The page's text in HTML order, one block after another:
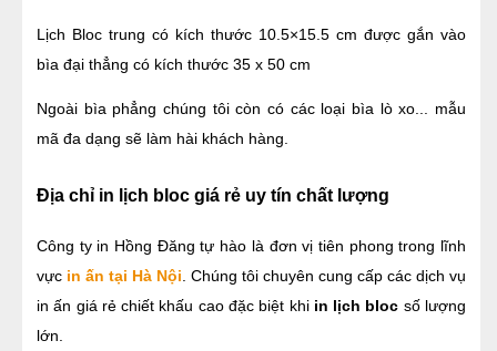
Lịch Bloc trung có kích thước 10.5×15.5 cm được gắn vào
bìa đại thẳng có kích thước 35 x 50 cm
Ngoài bìa phẳng chúng tôi còn có các loại bìa lò xo... mẫu
mã đa dạng sẽ làm hài khách hàng.
Địa chỉ in lịch bloc giá rẻ uy tín chất lượng
Công ty in Hồng Đăng tự hào là đơn vị tiên phong trong lĩnh
vực in ấn tại Hà Nội . Chúng tôi chuyên cung cấp các dịch vụ
in ấn giá rẻ chiết khấu cao đặc biệt khi in lịch bloc số lượng
lớn.